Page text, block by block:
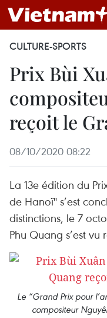
CULTURE-SPORTS
Prix Bùi
reçoit le
08/10/2020 08:22
La 13e édition du
de Hanoï" s’est
distinctions, le 7
Phu Quang s’est
Le “Grand Prix pour
compositeur